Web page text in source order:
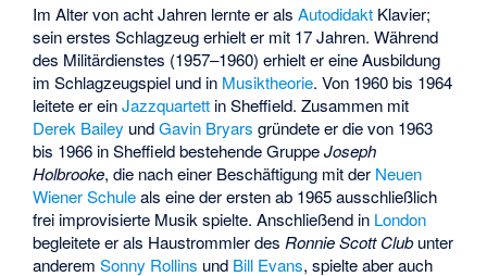
Im Alter von acht Jahren lernte er alsAutodidakt Klavier;
sein erstes Schlagzeug erhielt er mit 17 Jahren. Während
des Militärdienstes (1957–1960) erhielt er eine Ausbildung
im Schlagzeugspiel und in Musiktheorie. Von 1960 bis 1964
leitete er einJazzquartett in Sheffield. Zusammen mit
Derek Bailey undGavin Bryars gründete er die von 1963
bis 1966 in Sheffield bestehende GruppeJoseph
Holbrooke, die nach einer Beschäftigung mit der Neuen
Wiener Schuleals eine der ersten ab 1965 ausschließlich
frei improvisierte Musik spielte. Anschließend in London
begleitete er als Haustrommler des Ronnie Scott Club unter
anderemSonny Rollins und Bill Evans, spielte aber auch